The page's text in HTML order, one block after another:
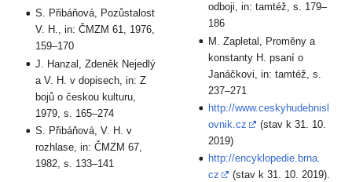
S. Přibáňová, Pozůstalost
V. H., in: ČMZM 61, 1976,
159–170
J. Hanzal, Zdeněk Nejedlý
a V. H. v dopisech, in: Z
bojů o českou kulturu,
1979, s. 165–274
S. Přibáňová, V. H. v
rozhlase, in: ČMZM 67,
1982, s. 133–141
odboji, in: tamtéž, s. 179–
186
M. Zapletal, Proměny a
konstanty H. psaní o
Janáčkovi, in: tamtéž, s.
237–271
http://www.ceskyhudebnisl
ovnik.cz
(stav k 31. 10.
2019)
http://encyklopedie.brna.
cz
(stav k 31. 10. 2019).